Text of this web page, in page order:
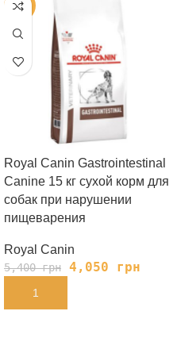
-25%
Royal Canin Gastrointestinal
Canine 15 кг сухой корм для
собак при нарушении
пищеварения
Royal Canin
5,400грн 4,050 грн
В КОРЗИНУ